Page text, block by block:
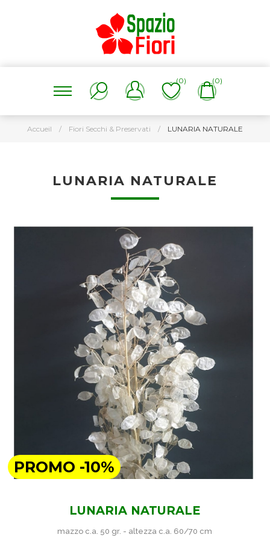
(0) (0)
Accueil / Fiori Secchi & Preservati / LUNARIA NATURALE
LUNARIA NATURALE
PROMO -10%
LUNARIA NATURALE
mazzo c.a. 50 gr. - altezza c.a. 60/70 cm